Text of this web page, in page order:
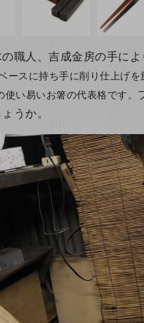
職人、吉成金房の手に
ースに持ち手に削り仕上げ
使い易いお箸の代表格です。
うか。